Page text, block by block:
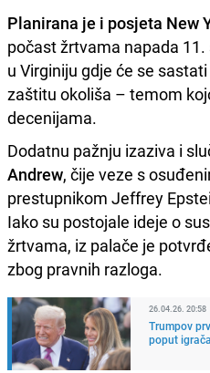
Planirana je i posjeta New
počast žrtvama napada
u Virginiju gdje će se
zaštitu okoliša – temom
decenijama.
Dodatnu pažnju izaziva i
Andrew, čije veze s
prestupnikom Jeffrey
Iako su postojale ideje o
žrtvama, iz palače je
zbog pravnih razloga.
26.04.26. 20:58
Trumpov
poput